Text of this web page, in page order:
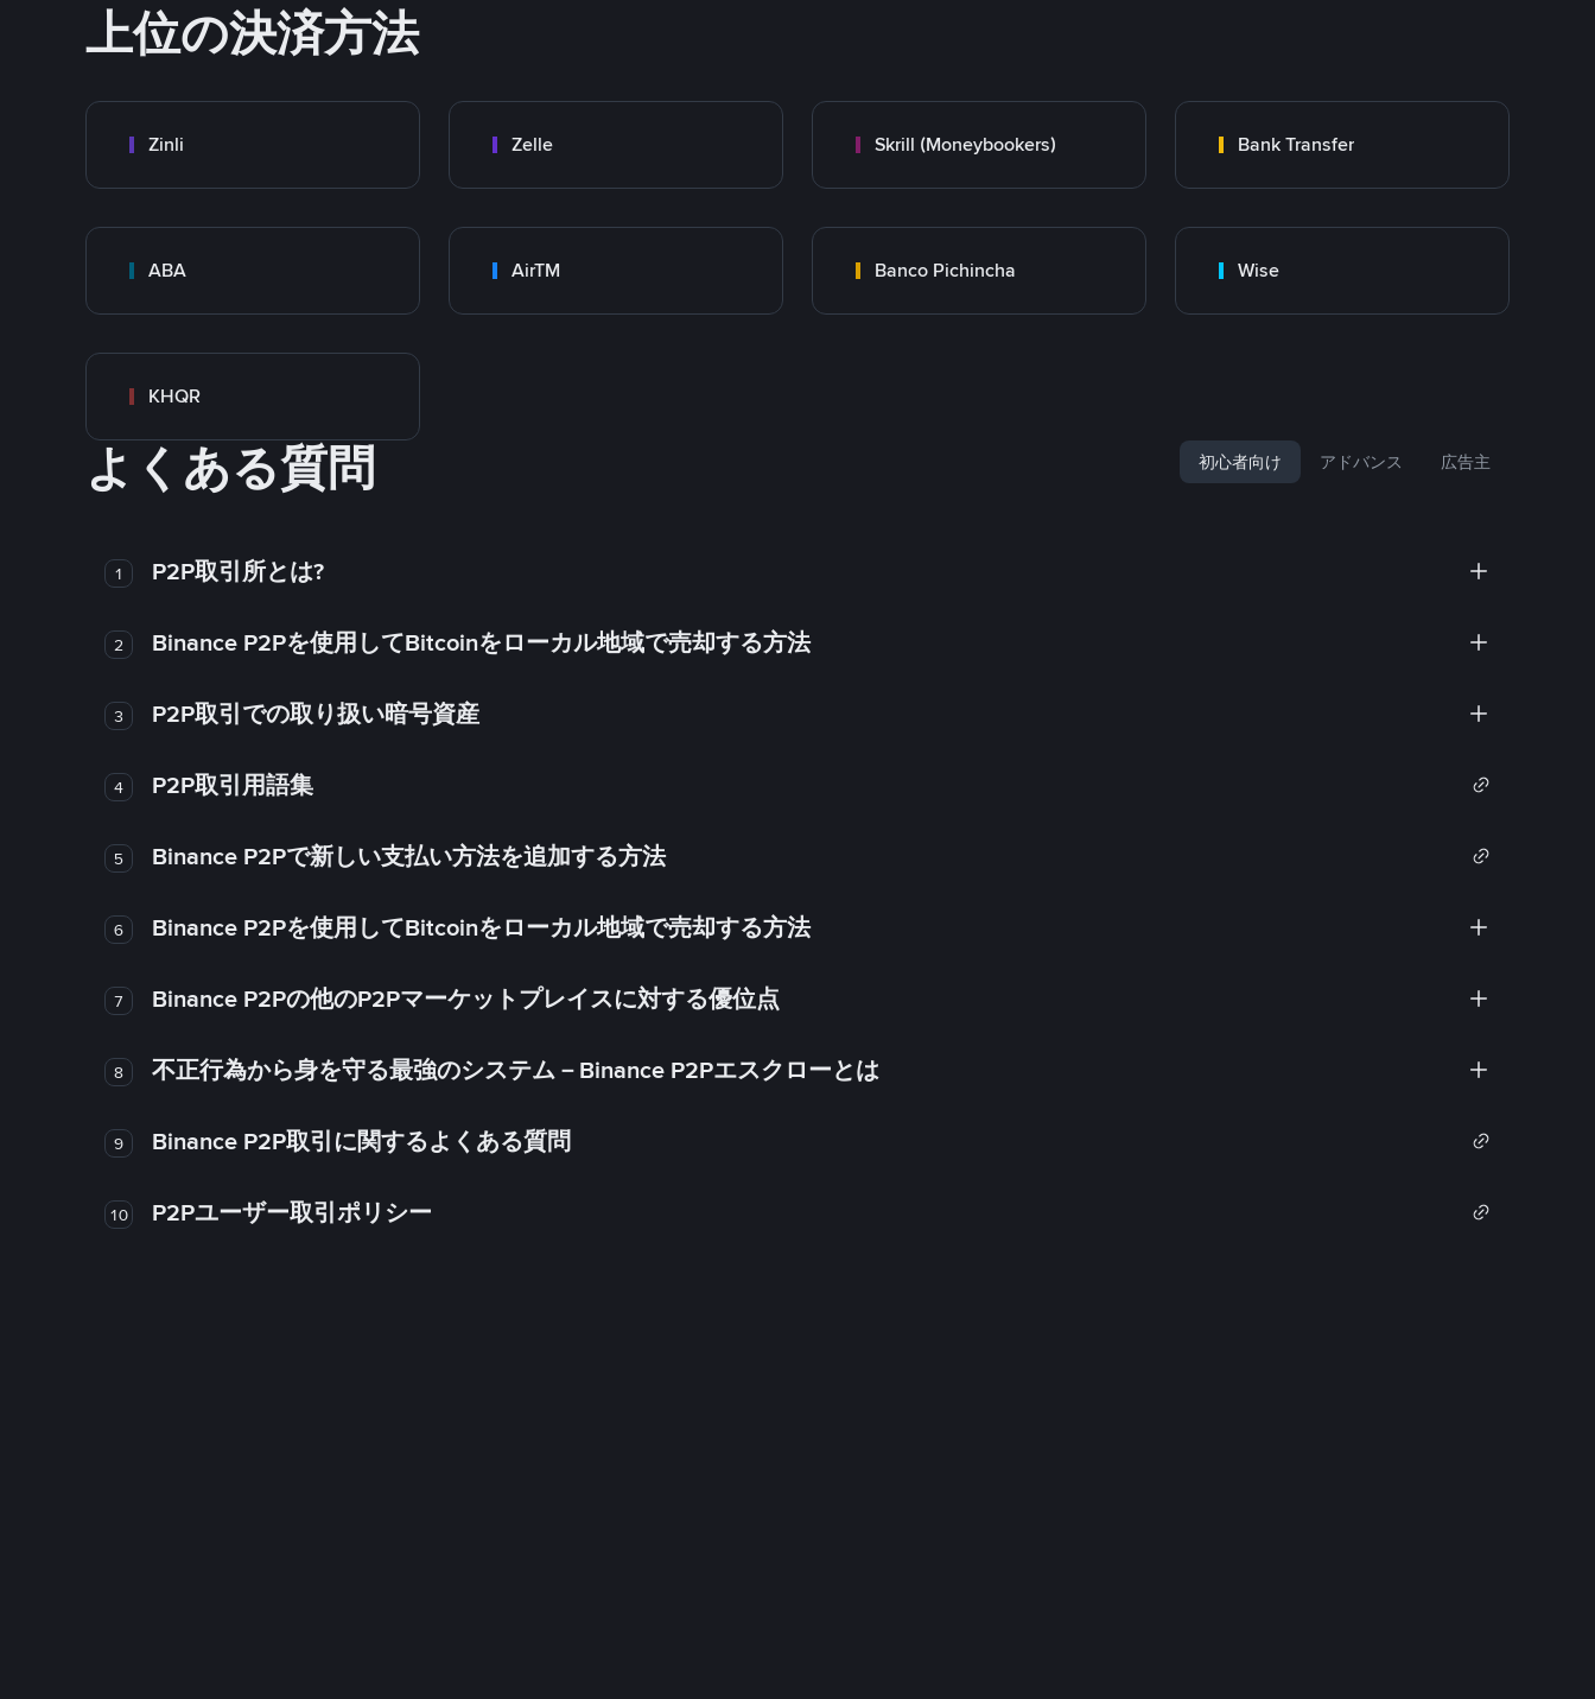
上位の決済方法
Zinli Zelle Skrill (Moneybookers) Bank Transfer
ABA AirTM Banco Pichincha Wise
KHQR
よくある質問 初心者向け アドバンス 広告主
1 P2P取引所とは?
2 Binance P2Pを使用してBitcoinをローカル地域で売却する方法
3 P2P取引での取り扱い暗号資産
4 P2P取引用語集
5 Binance P2Pで新しい支払い方法を追加する方法
6 Binance P2Pを使用してBitcoinをローカル地域で売却する方法
7 Binance P2Pの他のP2Pマーケットプレイスに対する優位点
8 不正行為から身を守る最強のシステム－Binance P2Pエスクローとは
9 Binance P2P取引に関するよくある質問
10 P2Pユーザー取引ポリシー